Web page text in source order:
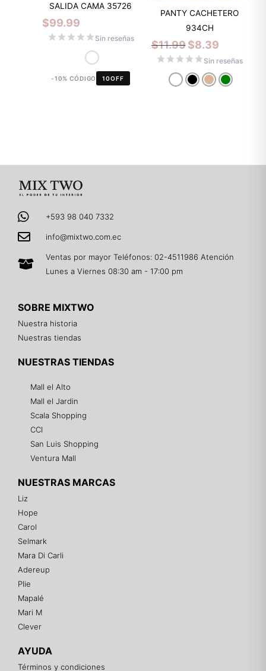
SALIDA CAMA 35726
$99.99
Sin reseñas
-10% CÓDIGO 10OFF
PANTY CACHETERO
934CH
$11.99 $8.39
Sin reseñas
+593 98 040 7332
info@mixtwo.com.ec
Ventas por mayor Teléfonos: 02-4511986 Atención
Lunes a Viernes 08:30 am - 17:00 pm
SOBRE MIXTWO
Nuestra historia
Nuestras tiendas
NUESTRAS TIENDAS
Mall el Alto
Mall el Jardin
Scala Shopping
CCI
San Luis Shopping
Ventura Mall
NUESTRAS MARCAS
Liz
Hope
Carol
Selmark
Mara Di Carli
Adereup
Plie
Mapalé
Mari M
Clever
AYUDA
Términos y condiciones
¡Hola! 👋
Gracias por visitarnos. Te asesoramos
personalmente con tu compra: tallas, envíos y
pagos.
Recuerda: 10% de descuento en tu primera compra
Contáctanos por el canal que prefieras 💕